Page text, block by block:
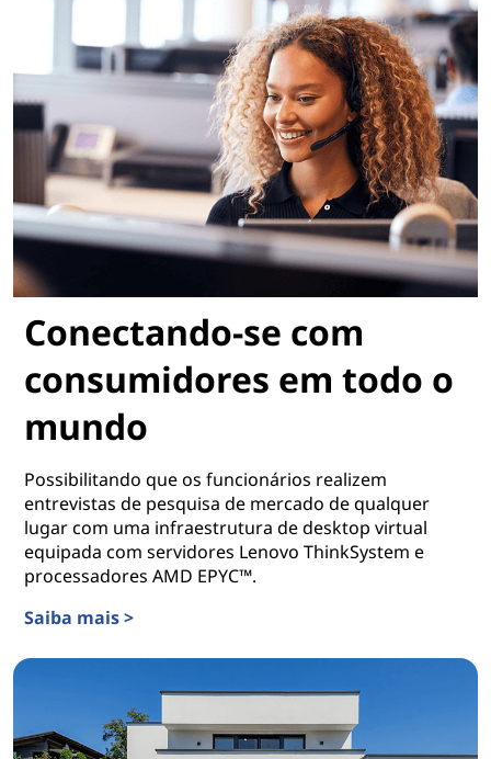
Conectando-se com
consumidores em todo o
mundo
Possibilitando que os funcionários realizem
entrevistas de pesquisa de mercado de qualquer
lugar com uma infraestrutura de desktop virtual
equipada com servidores Lenovo ThinkSystem e
processadores AMD EPYC™.
Saiba mais >